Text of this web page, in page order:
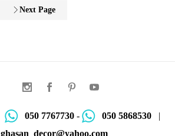
Next Page
050 7767730- 050 5868530|
ghasan_decor@yahoo.com